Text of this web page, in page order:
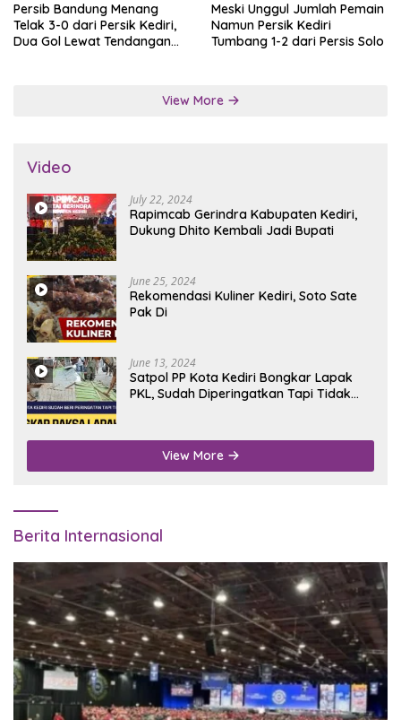
Persib Bandung Menang
Telak 3-0 dari Persik Kediri,
Dua Gol Lewat Tendangan
Meski Unggul Jumlah Pemain
Namun Persik Kediri
Tumbang 1-2 dari Persis Solo
View More
Video
July 22, 2024
Rapimcab Gerindra Kabupaten Kediri,
Dukung Dhito Kembali Jadi Bupati
June 25, 2024
Rekomendasi Kuliner Kediri, Soto Sate
Pak Di
June 13, 2024
Satpol PP Kota Kediri Bongkar Lapak
PKL, Sudah Diperingatkan Tapi Tidak
View More
Berita Internasional